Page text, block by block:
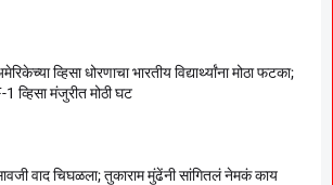
व्हिसा धोरणाचा भारतीय विद्यार्थ्यांना मोठा फटका;
1 व्हिसा मंजुरीत मोठी घट
वाद चिघळला; तुकाराम मुंढेंनी सांगितलं नेमकं काय